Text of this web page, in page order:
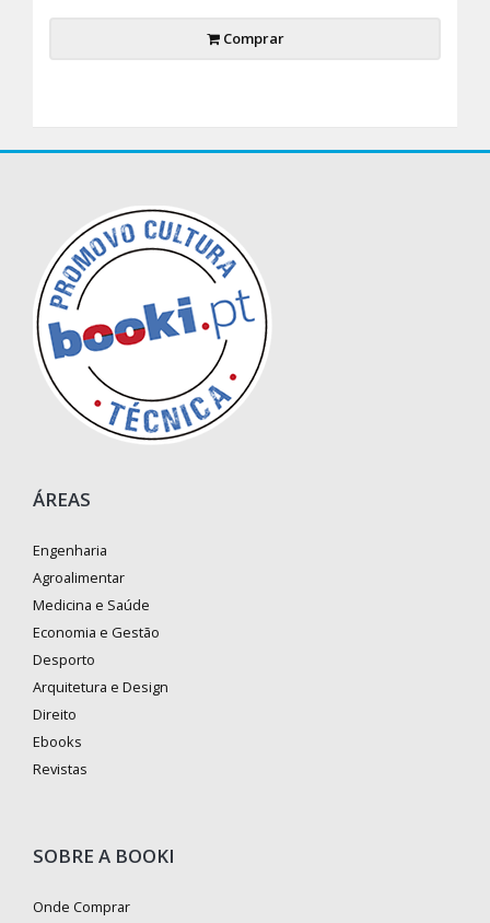
Comprar
ÁREAS
Engenharia
Agroalimentar
Medicina e Saúde
Economia e Gestão
Desporto
Arquitetura e Design
Direito
Ebooks
Revistas
SOBRE A BOOKI
Onde Comprar